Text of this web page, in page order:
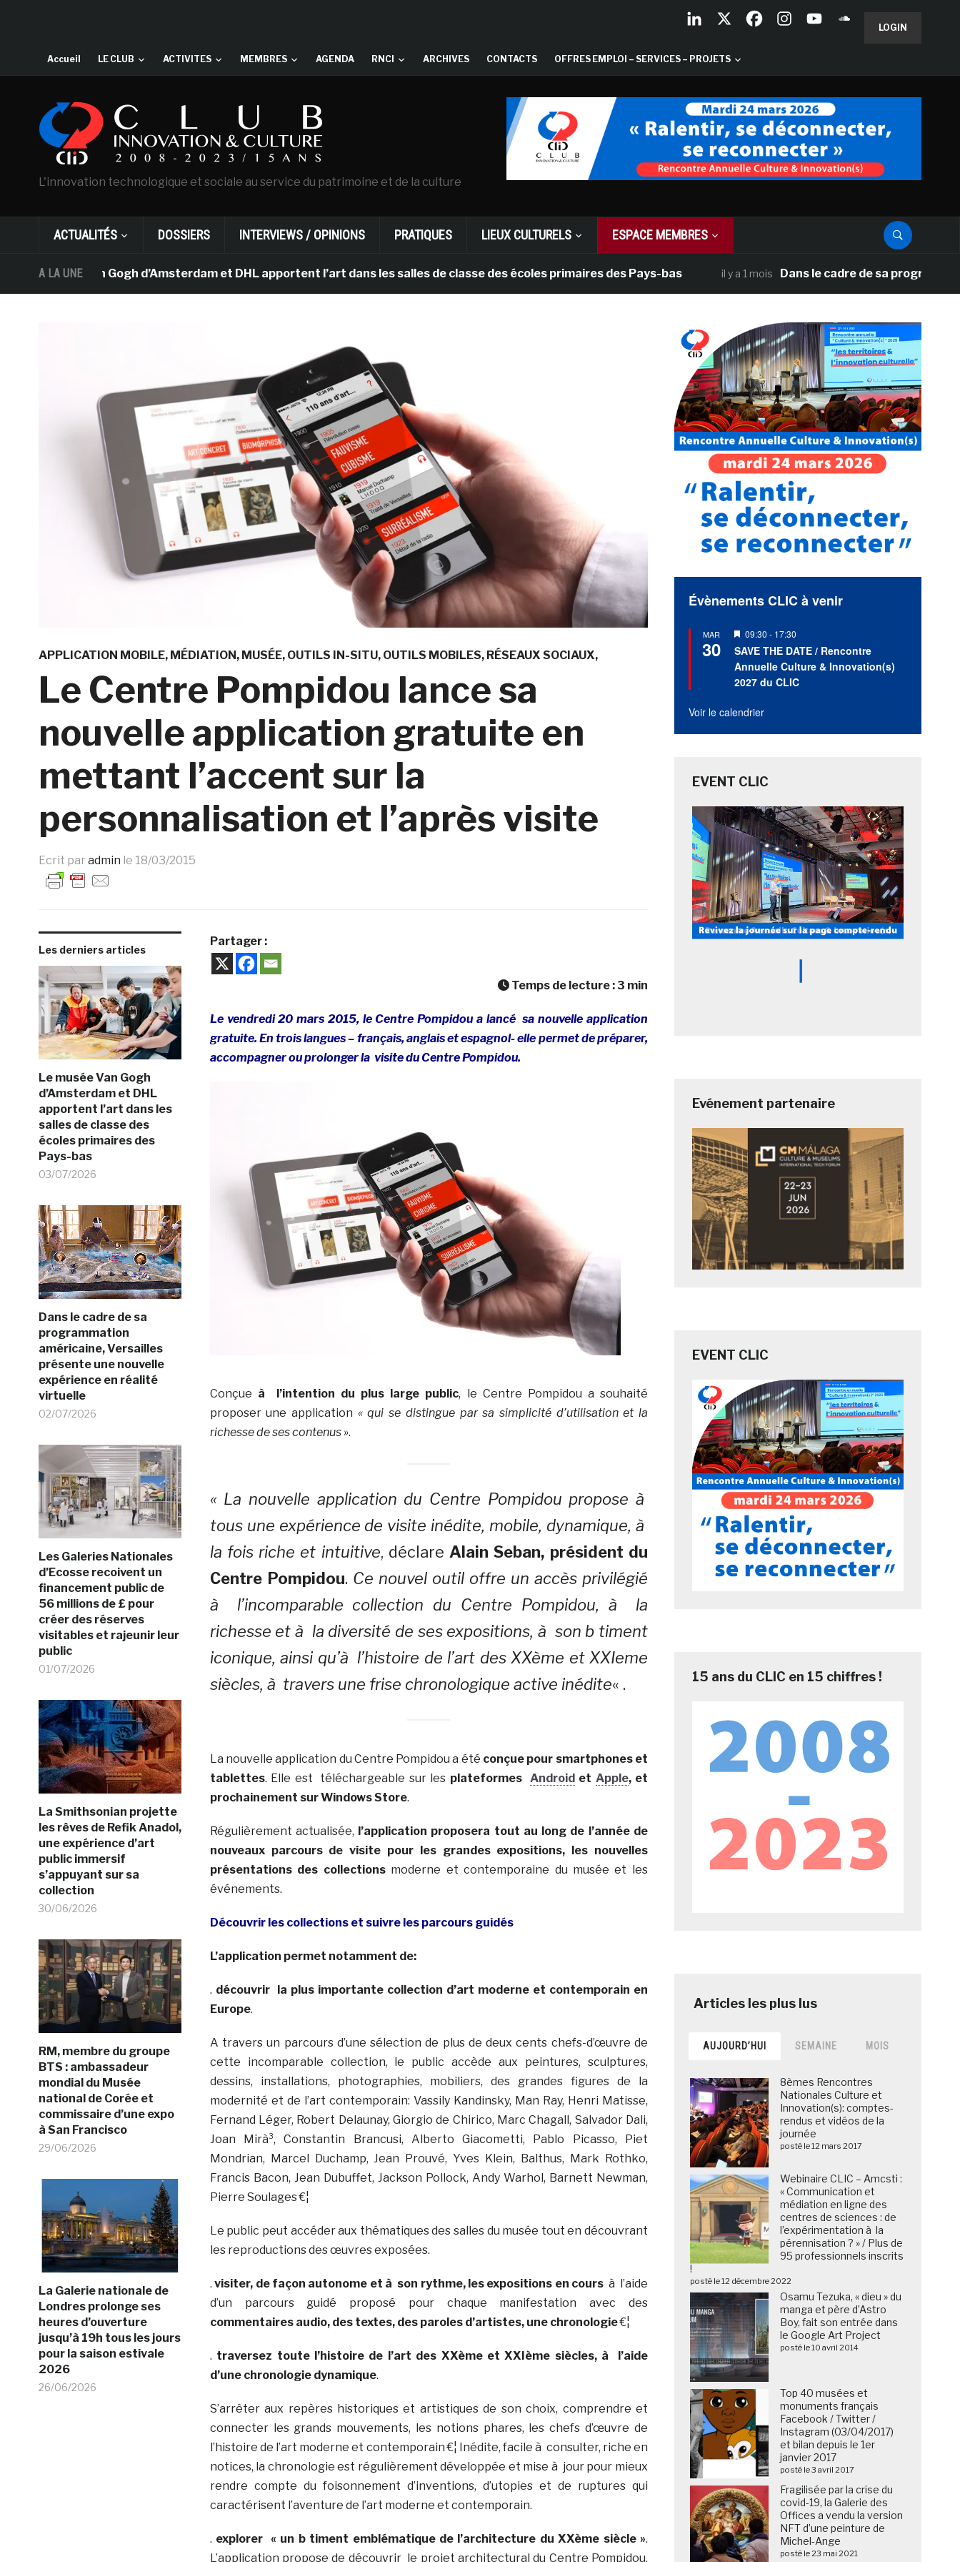
LOGIN
Accueil LE CLUB ACTIVITES MEMBRES AGENDA RNCI ARCHIVES CONTACTS OFFRES EMPLOI – SERVICES – PROJETS
L'innovation technologique et sociale au service du patrimoine et de la culture
ACTUALITÉS DOSSIERS INTERVIEWS / OPINIONS PRATIQUES LIEUX CULTURELS ESPACE MEMBRES
A LA UNE
Van Gogh d’Amsterdam et DHL apportent l’art dans les salles de classe des écoles primaires des Pays-bas il y a 1 mois Dans le cadre de sa programmation
APPLICATION MOBILE MÉDIATION MUSÉE OUTILS IN-SITU OUTILS MOBILES RÉSEAUX SOCIAUX
Le Centre Pompidou lance sa
nouvelle application gratuite en
mettant l’accent sur la
personnalisation et l’après visite
Ecrit par admin le 18/03/2015
Les derniers articles
Le musée Van Gogh
d’Amsterdam et DHL
apportent l’art dans les
salles de classe des
écoles primaires des
Pays-bas
03/07/2026
Dans le cadre de sa
programmation
américaine, Versailles
présente une nouvelle
expérience en réalité
virtuelle
02/07/2026
Les Galeries Nationales
d’Ecosse recoivent un
financement public de
56 millions de £ pour
créer des réserves
visitables et rajeunir leur
public
01/07/2026
La Smithsonian projette
les rêves de Refik Anadol,
une expérience d’art
public immersif
s’appuyant sur sa
collection
30/06/2026
RM, membre du groupe
BTS : ambassadeur
mondial du Musée
national de Corée et
commissaire d’une expo
à San Francisco
29/06/2026
La Galerie nationale de
Londres prolonge ses
heures d’ouverture
jusqu’à 19h tous les jours
pour la saison estivale
2026
26/06/2026
Partager :
Temps de lecture : 3 min
Le vendredi 20 mars 2015, le Centre Pompidou a lancé sa nouvelle application
gratuite. En trois langues – français, anglais et espagnol- elle permet de préparer,
accompagner ou prolonger la visite du Centre Pompidou.
Conçue à l’intention du plus large public, le Centre Pompidou a souhaité
proposer une application « qui se distingue par sa simplicité d’utilisation et la
richesse de ses contenus ».
« La nouvelle application du Centre Pompidou propose à
tous une expérience de visite inédite, mobile, dynamique, à
la fois riche et intuitive, déclare Alain Seban, président du
Centre Pompidou. Ce nouvel outil offre un accès privilégié
à l’incomparable collection du Centre Pompidou, à la
richesse et à la diversité de ses expositions, à son b timent
iconique, ainsi qu’à l’histoire de l’art des XXème et XXIeme
siècles, à travers une frise chronologique active inédite« .
La nouvelle application du Centre Pompidou a été conçue pour smartphones et
tablettes. Elle est téléchargeable sur les plateformes Androidet Apple, et
prochainement sur Windows Store.
Régulièrement actualisée, l’application proposera tout au long de l’année de
nouveaux parcours de visite pour les grandes expositions, les nouvelles
présentations des collectionsmoderne et contemporaine du musée et les
événements.
Découvrir les collections et suivre les parcours guidés
L’application permet notamment de:
. découvrir la plus importante collection d’art moderne et contemporain en
Europe.
A travers un parcours d’une sélection de plus de deux cents chefs-d’œuvre de
cette incomparable collection, le public accède aux peintures, sculptures,
dessins, installations, photographies, mobiliers, des grandes figures de la
modernité et de l’art contemporain: Vassily Kandinsky, Man Ray, Henri Matisse,
Fernand Léger, Robert Delaunay, Giorgio de Chirico, Marc Chagall, Salvador Dali,
Joan Mirà³, Constantin Brancusi, Alberto Giacometti, Pablo Picasso, Piet
Mondrian, Marcel Duchamp, Jean Prouvé, Yves Klein, Balthus, Mark Rothko,
Francis Bacon, Jean Dubuffet, Jackson Pollock, Andy Warhol, Barnett Newman,
Pierre Soulages €¦
Le public peut accéder aux thématiques des salles du musée tout en découvrant
les reproductions des œuvres exposées.
.visiter, de façon autonome et à son rythme, les expositions en cours à l’aide
d’un parcours guidé proposé pour chaque manifestation avec des
commentaires audio, des textes, des paroles d’artistes, une chronologie€¦
. traversez toute l’histoire de l’art des XXème et XXIème siècles, à l’aide
d’une chronologie dynamique.
S’arrêter aux repères historiques et artistiques de son choix, comprendre et
connecter les grands mouvements, les notions phares, les chefs d’œuvre de
l’histoire de l’art moderne et contemporain €¦ Inédite, facile à consulter, riche en
notices, la chronologie est régulièrement développée et mise à jour pour mieux
rendre compte du foisonnement d’inventions, d’utopies et de ruptures qui
caractérisent l’aventure de l’art moderne et contemporain.
. explorer « un b timent emblématique de l’architecture du XXème siècle ».
L’application propose de découvrir le projet architectural du Centre Pompidou,
Évènements CLIC à venir
MAR
30
Mis
en
avant
09:30 - 17:30
SAVE THE DATE / Rencontre
Annuelle Culture & Innovation(s)
2027 du CLIC
Voir le calendrier
EVENT CLIC
Evénement partenaire
EVENT CLIC
15 ans du CLIC en 15 chiffres !
AUJOURD’HUI SEMAINE MOIS
8èmes Rencontres
Nationales Culture et
Innovation(s): comptes-
rendus et vidéos de la
journée
posté le 12 mars 2017
Webinaire CLIC – Amcsti :
« Communication et
médiation en ligne des
centres de sciences : de
l’expérimentation à la
pérennisation ? » / Plus de
95 professionnels inscrits
!
posté le 12 décembre 2022
Osamu Tezuka, « dieu » du
manga et père d’Astro
Boy, fait son entrée dans
le Google Art Project
posté le 10 avril 2014
Top 40 musées et
monuments français
Facebook / Twitter /
Instagram (03/04/2017)
et bilan depuis le 1er
janvier 2017
posté le 3 avril 2017
Fragilisée par la crise du
covid-19, la Galerie des
Offices a vendu la version
NFT d’une peinture de
Michel-Ange
posté le 23 mai 2021